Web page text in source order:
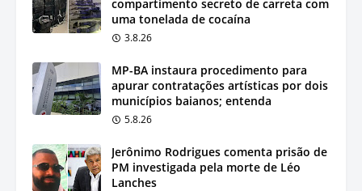
compartimento secreto de carreta com
uma tonelada de cocaína
3.8.26
MP-BA instaura procedimento para
apurar contratações artísticas por dois
municípios baianos; entenda
5.8.26
Jerônimo Rodrigues comenta prisão de
PM investigada pela morte de Léo
Lanches